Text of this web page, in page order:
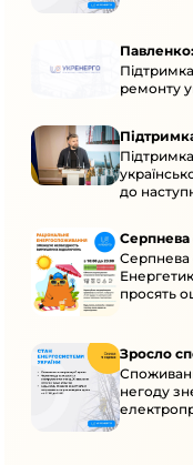
ремонту
до
Серпнева
просять
Зросло
негоду